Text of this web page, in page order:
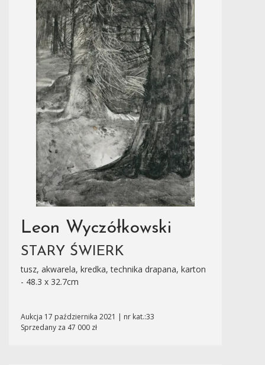
Leon Wyczółkowski
STARY ŚWIERK
tusz, akwarela, kredka, technika drapana, karton
- 48.3 x 32.7cm
Aukcja 17 października 2021 | nr kat.:33
Sprzedany za 47 000 zł